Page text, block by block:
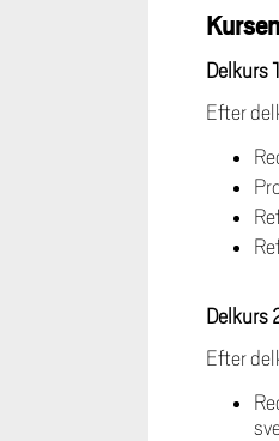
Delkurs
Efter
Delkurs
Efter